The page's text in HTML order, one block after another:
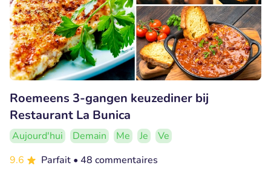
Roemeens 3-gangen keuzediner bij
Restaurant La Bunica
Aujourd'hui Demain Me Je
Ve
9.6
Parfait • 48 commentaires